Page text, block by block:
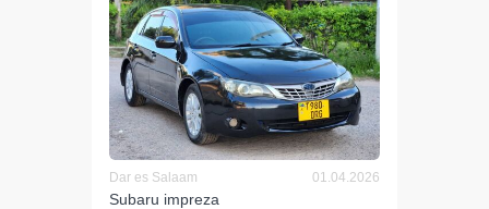
Dar es Salaam 01.04.2026
Subaru impreza